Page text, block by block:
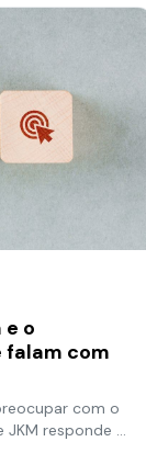
o
falam com
com o
responde e